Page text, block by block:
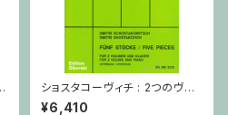
ショスタコーヴィチ : 2つのヴァ
イオリンとピアノのための 5つの
¥6,410